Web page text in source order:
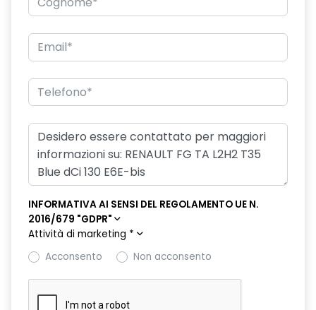
INFORMATIVA AI SENSI DEL REGOLAMENTO UE N.
2016/679 "GDPR"
Attività di marketing *
Acconsento
Non acconsento